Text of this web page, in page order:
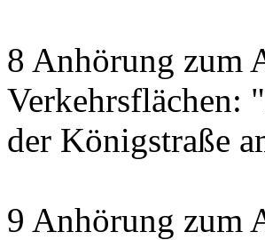
8 Anhörung zum
Verkehrsflächen:
der Königstraße
9 Anhörung zum